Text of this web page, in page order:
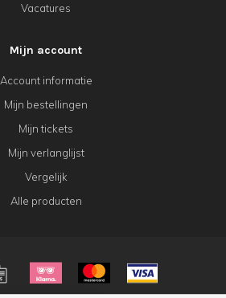
Vacatures
Mijn account
Account informatie
Mijn bestellingen
Mijn tickets
Mijn verlanglijst
Vergelijk
Alle producten